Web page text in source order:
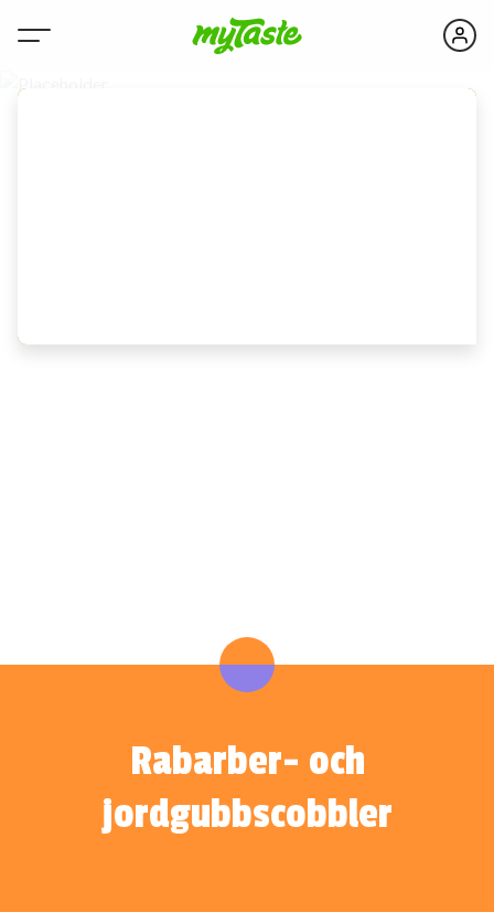
Rabarber- och
jordgubbscobbler